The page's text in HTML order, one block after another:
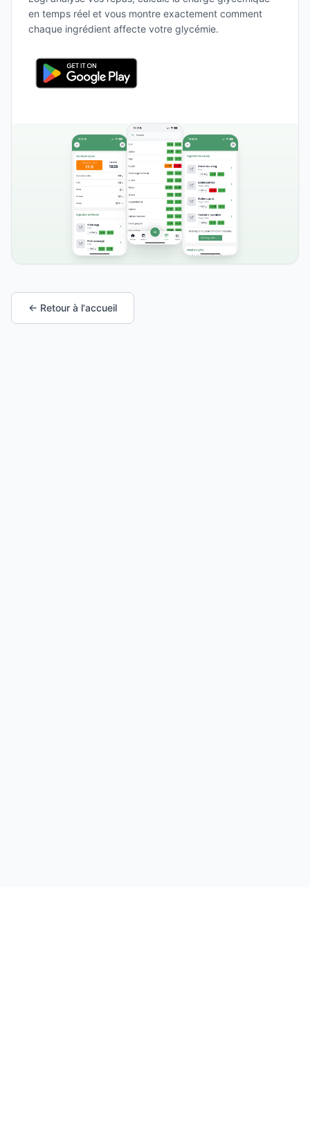
en temps réel et vous montre exactement comment
chaque ingrédient affecte votre glycémie.
← Retour à l'accueil